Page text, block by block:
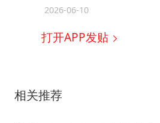
2026-06-10
打开APP发贴
相关推荐